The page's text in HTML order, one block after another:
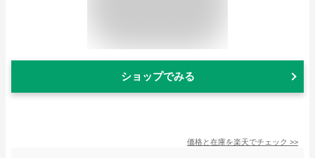
ショップでみる
価格と在庫を楽天でチェック >>